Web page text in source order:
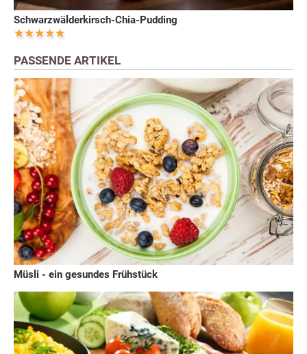
Schwarzwälderkirsch-Chia-Pudding
PASSENDE ARTIKEL
Müsli - ein gesundes Frühstück